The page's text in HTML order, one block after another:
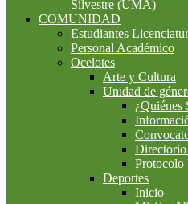
Silvestre (UMA)
COMUNIDAD
Estudiantes
Personal Académico
Ocelotes
Arte y Cultura
Unidad de
¿Quiénes
Directorio
Deportes
Inicio